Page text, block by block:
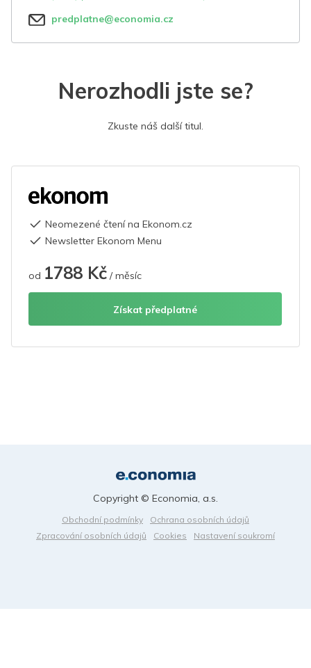
predplatne@economia.cz
Nerozhodli jste se?
Zkuste náš další titul.
Neomezené čtení na Ekonom.cz
Newsletter Ekonom Menu
od 1788 Kč / měsíc
Získat předplatné
Obchodní podmínky
Ochrana osobních údajů
Zpracování osobních údajů
Cookies Nastavení soukromí
Copyright © Economia, a.s.